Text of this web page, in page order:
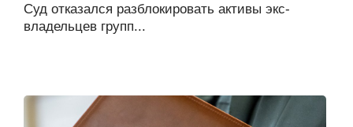
Суд отказался разблокировать активы экс-
владельцев групп...